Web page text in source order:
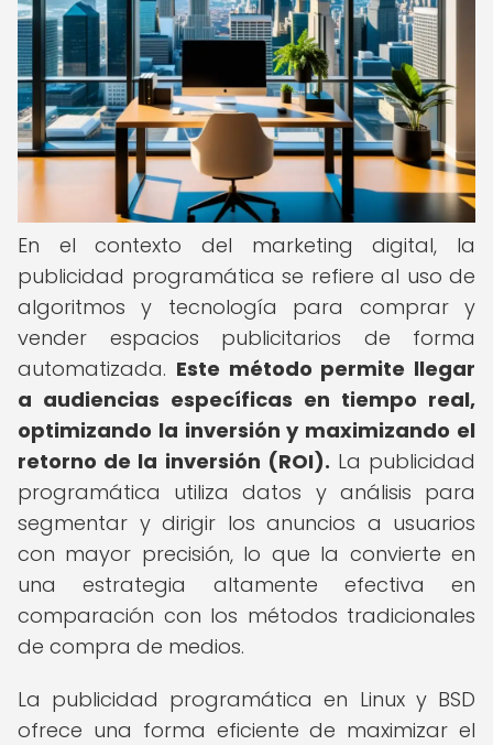
En el contexto del marketing digital, la
publicidad programática se refiere al uso de
algoritmos y tecnología para comprar y
vender espacios publicitarios de forma
automatizada. Este método permite llegar
a audiencias específicas en tiempo real,
optimizando la inversión y maximizando el
retorno de la inversión (ROI). La publicidad
programática utiliza datos y análisis para
segmentar y dirigir los anuncios a usuarios
con mayor precisión, lo que la convierte en
una estrategia altamente efectiva en
comparación con los métodos tradicionales
de compra de medios.
La publicidad programática en Linux y BSD
ofrece una forma eficiente de maximizar el